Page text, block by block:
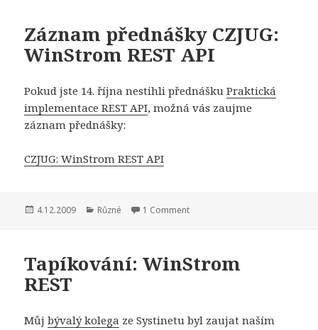
Záznam přednášky CZJUG:
WinStrom REST API
Pokud jste 14. října nestihli přednáškuPraktická
implementace REST API, možná vás zaujme
záznam přednášky:
CZJUG: WinStrom REST API
Publikováno:
4.12.2009 Rubriky:
Různé 1 Comment
Tapíkování: WinStrom
REST
Můjbývalý kolega ze Systinetu byl zaujat naším